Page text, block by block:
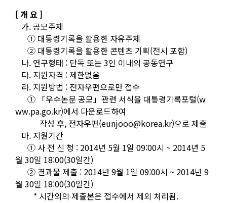
[ 개 요 ]
가. 공모주제
① 대통령기록을 활용한 자유주제
② 대통령기록을 활용한 콘텐츠 기획(전시 포함)
나. 연구형태 : 단독 또는 3인 이내의 공동연구
다. 지원자격 : 제한없음
라. 지원방법 : 전자우편으로만 접수
① 「우수논문 공모」관련 서식을 대통령기록포털(w
ww.pa.go.kr)에서 다운로드하여
작성 후, 전자우편(eunjooo@korea.kr)으로 제출
마. 지원기간
① 사 전 신 청 : 2014년 5월 1일 09:00시 ~ 2014년 5
월 30일 18:00(30일간)
② 결과물 제출 : 2014년 9월 1일 09:00시 ~ 2014년 9
월 30일 18:00(30일간)
* 시간외의 제출본은 접수에서 제외 처리됨.